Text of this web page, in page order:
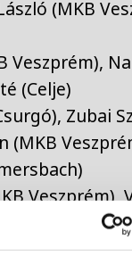
(MKB
Veszprém),
(Celje)
Zubai
(MKB
Veszprém),